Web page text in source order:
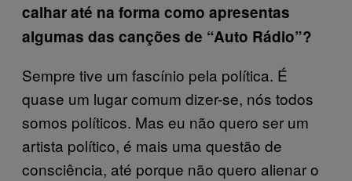
calhar até na forma como apresentas
algumas das canções de “Auto Rádio”?
Sempre tive um fascínio pela política. É
quase um lugar comum dizer-se, nós todos
somos políticos. Mas eu não quero ser um
artista político, é mais uma questão de
consciência, até porque não quero alienar o